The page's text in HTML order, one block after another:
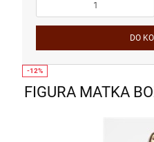
DO
FIGURA MATKA